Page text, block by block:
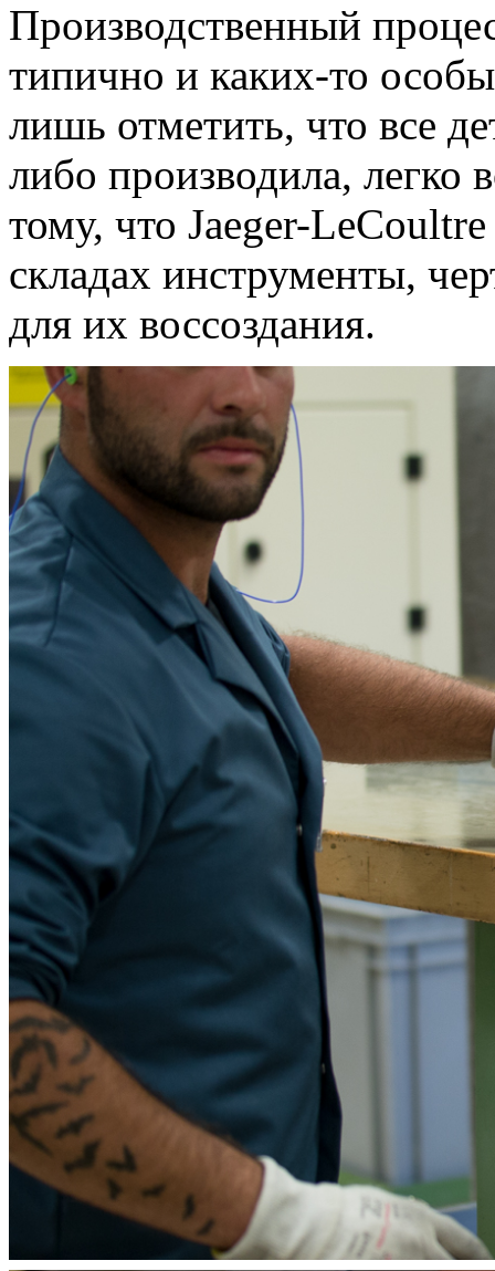
Производственный
типично и каких-то
лишь отметить, что все
либо производила, легко
тому, что Jaeger-
складах инструменты,
для их воссоздания.